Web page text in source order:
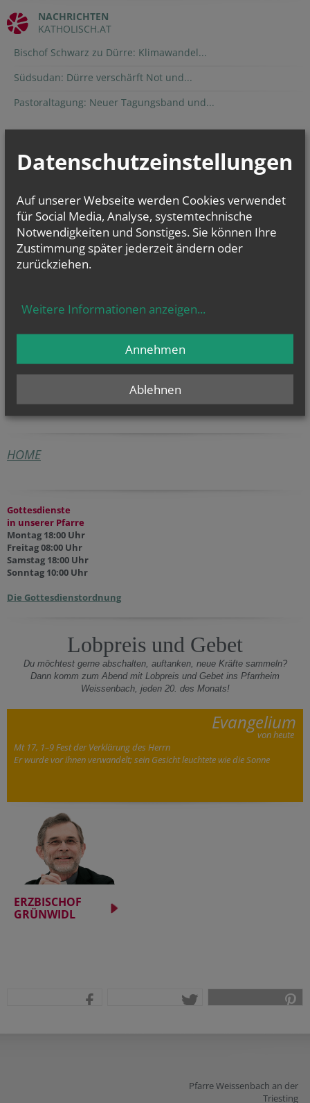
NACHRICHTEN
KATHOLISCH.AT
Bischof Schwarz zu Dürre: Klimawandel...
Südsudan: Dürre verschärft Not und...
Pastoraltagung: Neuer Tagungsband und...
Mo.., 10. August 2026 14:30
Treffen der Legio Mariä
So.., 16. August 2026 11:00
Pfarrkaffee
NAMENSTAGE
Gilbert, Hl....
HOME
Gottesdienste
in unserer Pfarre
Montag 18:00 Uhr
Freitag 08:00 Uhr
Samstag 18:00 Uhr
Sonntag 10:00 Uhr
Die Gottesdienstordnung
Lobpreis und Gebet
Du möchtest gerne abschalten, auftanken, neue Kräfte sammeln?
Dann komm zum Abend mit Lobpreis und Gebet ins Pfarrheim
Weissenbach, jeden 20. des Monats!
Evangelium
von heute
Mt 17, 1–9 Fest der Verklärung des Herrn
Er wurde vor ihnen verwandelt; sein Gesicht leuchtete wie die Sonne
ERZBISCHOF
GRÜNWIDL
Pfarre Weissenbach an der
Triesting
Datenschutzeinstellungen
Auf unserer Webseite werden Cookies verwendet
für Social Media, Analyse, systemtechnische
Notwendigkeiten und Sonstiges. Sie können Ihre
Zustimmung später jederzeit ändern oder
zurückziehen.
Weitere Informationen anzeigen...
Ablehnen
Annehmen